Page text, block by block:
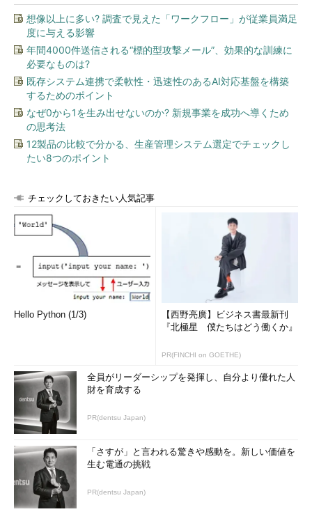
想像以上に多い? 調査で見えた「ワークフロー」が従業員満足
度に与える影響
年間4000件送信される“標的型攻撃メール”、効果的な訓練に
必要なものは?
既存システム連携で柔軟性・迅速性のあるAI対応基盤を構築
するためのポイント
なぜ0から1を生み出せないのか? 新規事業を成功へ導くため
の思考法
12製品の比較で分かる、生産管理システム選定でチェックし
たい8つのポイント
チェックしておきたい人気記事
Hello Python (1/3)
【西野亮廣】ビジネス書最新刊
『北極星 僕たちはどう働くか』
PR(FINCHI on GOETHE)
全員がリーダーシップを発揮し、自分より優れた人
財を育成する
PR(dentsu Japan)
「さすが」と言われる驚きや感動を。新しい価値を
生む電通の挑戦
PR(dentsu Japan)